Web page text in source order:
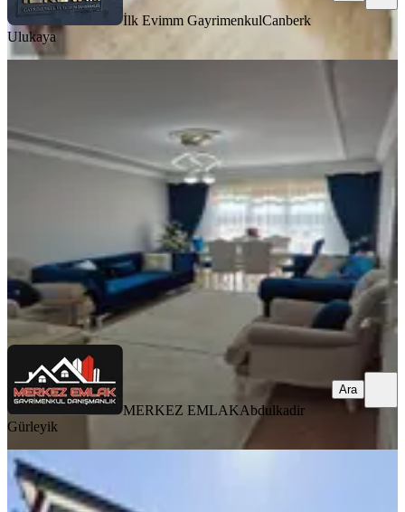
İlk Evimm GayrimenkulCanberk
Ulukaya
Bahçelerüstü Mah 3+1 Kat 2 Arka
Mamak, Bahçelerüstü Mahallesi
3+1·120 m²·2. Kat·
MERKEZ EMLAKAbdulkadir Gürleyik
Ara
MERKEZ EMLAKAbdulkadir
Gürleyik
Ara
YENİ
Çift Banyolu Güney Cephe 2+1!!▃